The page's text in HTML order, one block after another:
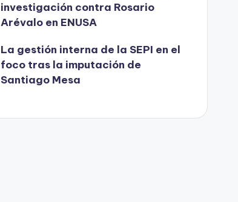
investigación contra Rosario
Arévalo en ENUSA
La gestión interna de la SEPI en el
foco tras la imputación de
Santiago Mesa